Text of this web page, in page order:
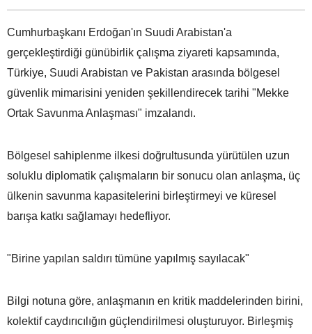
Cumhurbaşkanı Erdoğan'ın Suudi Arabistan'a
gerçekleştirdiği günübirlik çalışma ziyareti kapsamında,
Türkiye, Suudi Arabistan ve Pakistan arasında bölgesel
güvenlik mimarisini yeniden şekillendirecek tarihi "Mekke
Ortak Savunma Anlaşması" imzalandı.
Bölgesel sahiplenme ilkesi doğrultusunda yürütülen uzun
soluklu diplomatik çalışmaların bir sonucu olan anlaşma, üç
ülkenin savunma kapasitelerini birleştirmeyi ve küresel
barışa katkı sağlamayı hedefliyor.
"Birine yapılan saldırı tümüne yapılmış sayılacak"
Bilgi notuna göre, anlaşmanın en kritik maddelerinden birini,
kolektif caydırıcılığın güçlendirilmesi oluşturuyor. Birleşmiş